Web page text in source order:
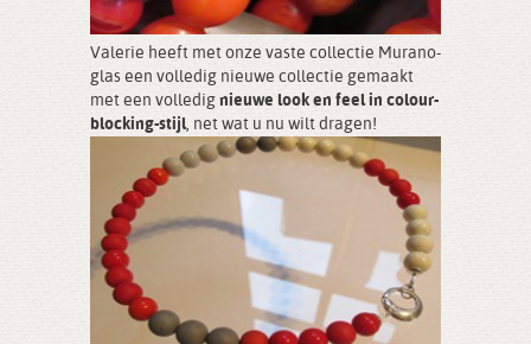
Valerie heeft met onze vaste collectie Murano-
glas een volledig nieuwe collectie gemaakt
met een volledig nieuwe look en feel in colour-
blocking-stijl, net wat u nu wilt dragen!